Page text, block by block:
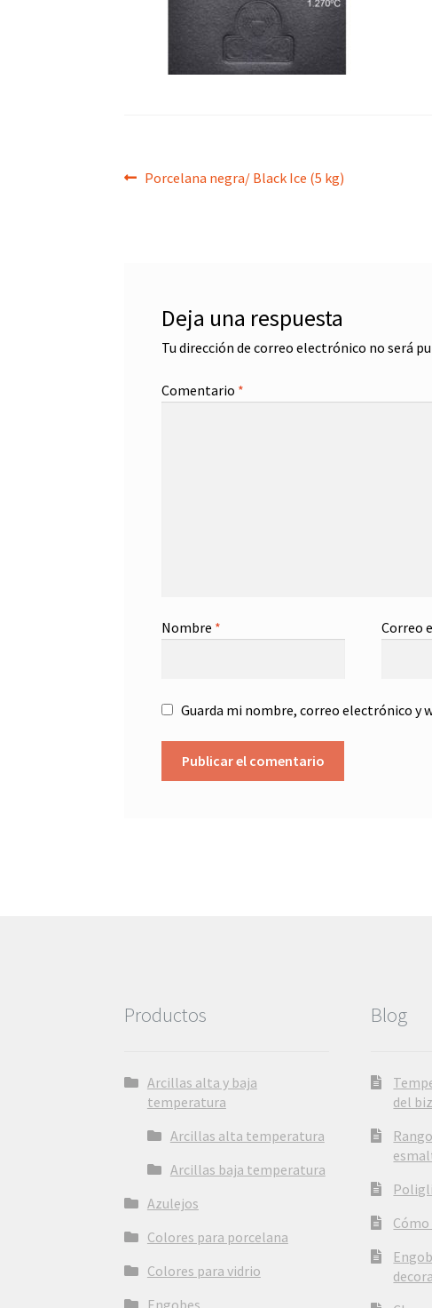
Navegación
Anterior:
Porcelana negra/ Black Ice (5 kg)
Deja una respuesta
Tu dirección de correo electrónico no será
Comentario *
Nombre * Correo
Guarda mi nombre, correo electrónico y
Productos
Arcillas alta y baja
temperatura
Arcillas alta temperatura
Arcillas baja temperatura
Azulejos
Colores para porcelana
Colores para vidrio
Engobes
Blog
del